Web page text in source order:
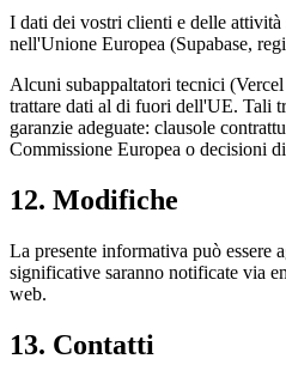
I dati dei vostri clienti e delle attività
nell'Unione Europea (Supabase,
Alcuni subappaltatori tecnici
trattare dati al di fuori dell'UE. Tali
garanzie adeguate: clausole
Commissione Europea o decisioni
12. Modifiche
La presente informativa può essere
significative saranno notificate via
web.
13. Contatti